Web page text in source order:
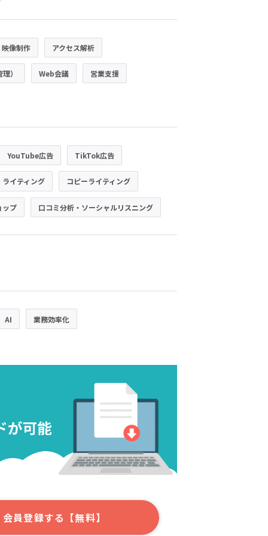
像制作 アクセス解析
） Web会議 営業支援
YouTube広告 TikTok広告
イティング コピーライティング
ップ 口コミ分析・ソーシャルリスニング
AI 業務効率化
会員登録する【無料】